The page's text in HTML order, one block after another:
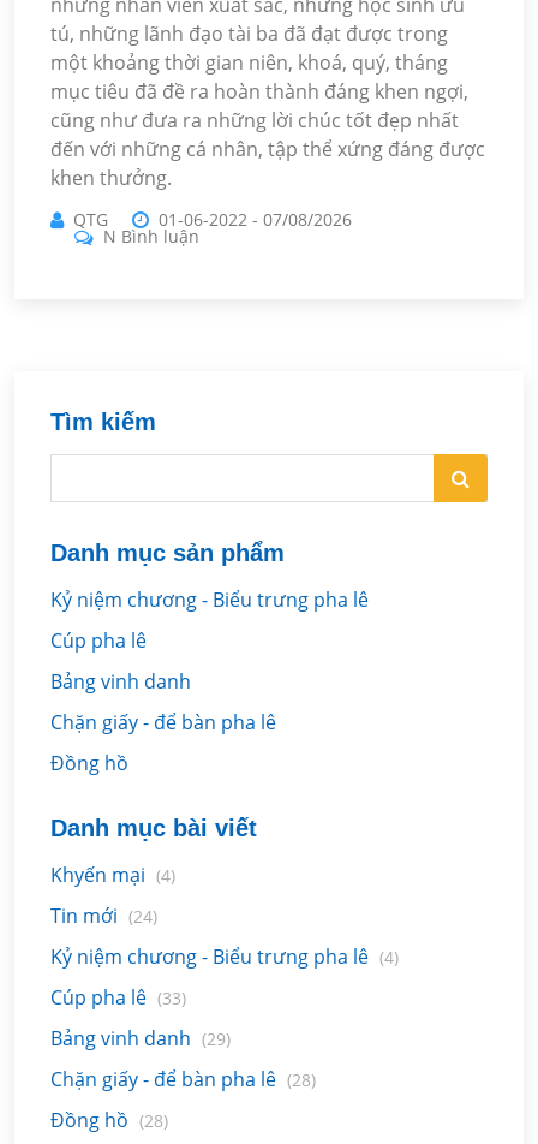
tú, những lãnh đạo tài ba đã đạt được trong
một khoảng thời gian niên, khoá, quý, tháng
mục tiêu đã đề ra hoàn thành đáng khen ngợi,
cũng như đưa ra những lời chúc tốt đẹp nhất
đến với những cá nhân, tập thể xứng đáng được
khen thưởng.
QTG 01-06-2022 - 07/08/2026
N Bình luận
Tìm kiếm
Danh mục sản phẩm
Kỷ niệm chương - Biểu trưng pha lê
Cúp pha lê
Bảng vinh danh
Chặn giấy - để bàn pha lê
Đồng hồ
Danh mục bài viết
Khyến mại (4)
Tin mới (24)
Kỷ niệm chương - Biểu trưng pha lê (4)
Cúp pha lê (33)
Bảng vinh danh (29)
Chặn giấy - để bàn pha lê (28)
Đồng hồ (28)